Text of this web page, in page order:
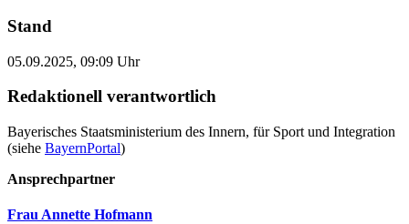
Stand
05.09.2025, 09:09 Uhr
Redaktionell verantwortlich
Bayerisches Staatsministerium des Innern, für Sport und Integration
(siehe BayernPortal)
Ansprechpartner
Frau Annette Hofmann